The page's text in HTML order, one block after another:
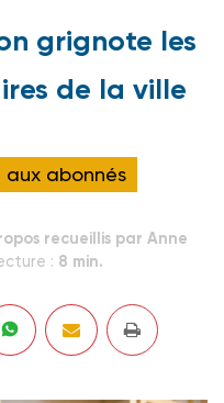
grignote les
de la ville
aux abonnés
recueillis par Anne
: 8 min.